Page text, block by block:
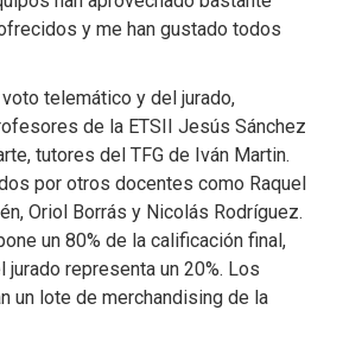
y me han gustado todos
telemático y del jurado,
de la ETSII Jesús Sánchez
tutores del TFG de Iván Martin.
por otros docentes como Raquel
Oriol Borrás y Nicolás Rodríguez.
un 80% de la calificación final,
representa un 20%. Los
un lote de merchandising de la